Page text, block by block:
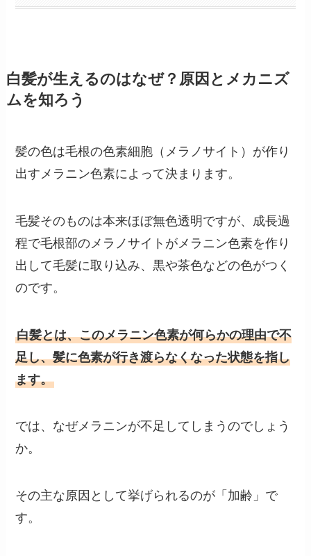
白髪が生えるのはなぜ？原因とメカニズ
ムを知ろう
髪の色は毛根の色素細胞（メラノサイト）が作り
出すメラニン色素によって決まります。
毛髪そのものは本来ほぼ無色透明ですが、成長過
程で毛根部のメラノサイトがメラニン色素を作り
出して毛髪に取り込み、黒や茶色などの色がつく
のです。
白髪とは、このメラニン色素が何らかの理由で不
足し、髪に色素が行き渡らなくなった状態を指し
ます。
では、なぜメラニンが不足してしまうのでしょう
か。
その主な原因として挙げられるのが「加齢」で
す。